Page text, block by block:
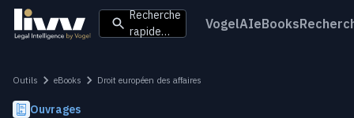
Recherche
rapide…
VogelAIeBooks
Outils eBooks Droit européen des affaires
Ouvrages